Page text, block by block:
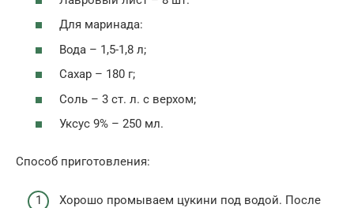
Для маринада:
Вода – 1,5-1,8 л;
Сахар – 180 г;
Соль – 3 ст. л. с верхом;
Уксус 9% – 250 мл.
Способ приготовления:
Хорошо промываем цукини под водой. После